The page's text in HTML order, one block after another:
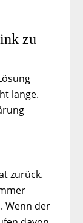
zu
lange.
zurück.
Wenn der